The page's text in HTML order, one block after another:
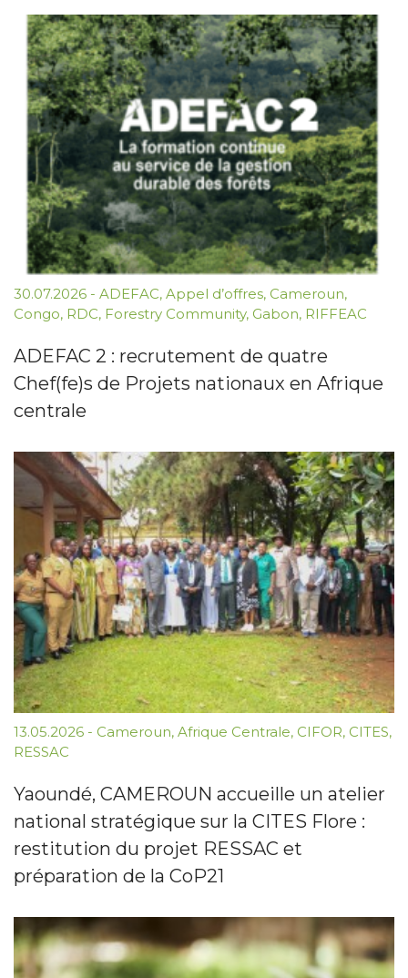
30.07.2026 - ADEFAC, Appel d’offres, Cameroun,
Congo, RDC, Forestry Community, Gabon, RIFFEAC
ADEFAC 2 : recrutement de quatre
Chef(fe)s de Projets nationaux en Afrique
centrale
13.05.2026 - Cameroun, Afrique Centrale, CIFOR, CITES,
RESSAC
Yaoundé, CAMEROUN accueille un atelier
national stratégique sur la CITES Flore :
restitution du projet RESSAC et
préparation de la CoP21